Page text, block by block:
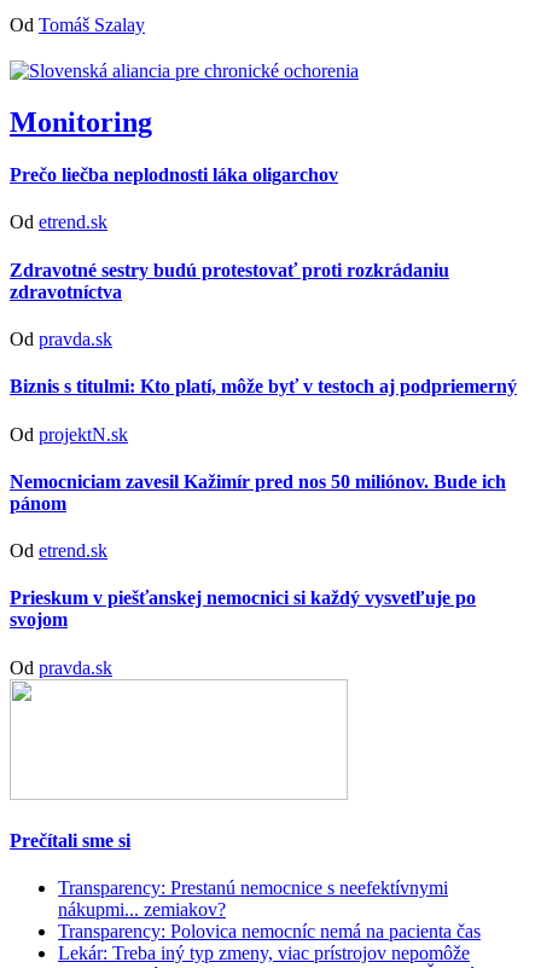
Od Tomáš Szalay
Monitoring
Prečo liečba neplodnosti láka oligarchov
Od etrend.sk
Zdravotné sestry budú protestovať proti rozkrádaniu
zdravotníctva
Od pravda.sk
Biznis s titulmi: Kto platí, môže byť v testoch aj podpriemerný
Od projektN.sk
Nemocniciam zavesil Kažimír pred nos 50 miliónov. Bude ich
pánom
Od etrend.sk
Prieskum v piešťanskej nemocnici si každý vysvetľuje po
svojom
Od pravda.sk
Prečítali sme si
Transparency: Prestanú nemocnice s neefektívnymi
nákupmi... zemiakov?
Transparency: Polovica nemocníc nemá na pacienta čas
Lekár: Treba iný typ zmeny, viac prístrojov nepomôže